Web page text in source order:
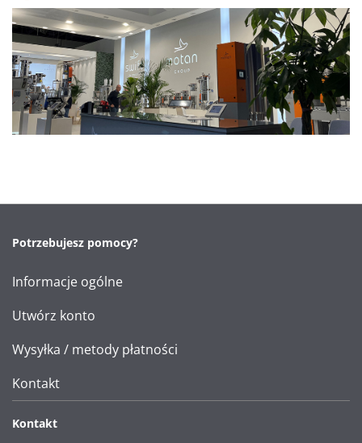
Potrzebujesz pomocy?
Informacje ogólne
Utwórz konto
Wysyłka / metody płatności
Kontakt
Kontakt